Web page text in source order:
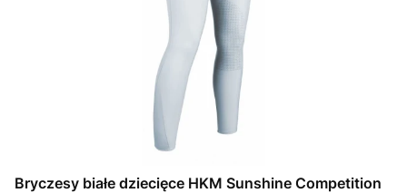
Bryczesy białe dziecięce HKM Sunshine Competition